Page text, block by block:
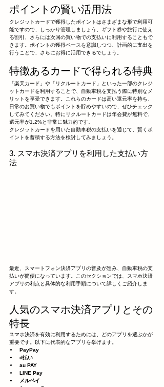
ポイントの賢い活用法
クレジットカードで獲得したポイントはさまざまな形で利用可
能ですので、しっかり管理しましょう。ギフト券や旅行に使え
る割引、さらには次回の買い物での支払いに利用することもで
きます。ポイントの獲得ペースを意識しつつ、計画的に支出を
行うことで、さらにお得に活用できるでしょう。
特徴あるカードで得られる特典
「楽天カード」や「リクルートカード」といった一部のクレジ
ットカードを利用することで、自動車税を支払う際に特別なメ
リットを享受できます。これらのカードは高い還元率を持ち、
日常のお買い物でもポイントを貯めやすいので、ぜひチェック
してみてください。特にリクルートカードは年会費が無料で、
還元率が1.2%と非常に魅力的です。
クレジットカードを用いた自動車税の支払いを通じて、賢くポ
イントを蓄積する方法を検討してみましょう。
3. スマホ決済アプリを利用した支払い方
法
最近、スマートフォン決済アプリの普及が進み、自動車税の支
払いが簡便になっています。このセクションでは、スマホ決済
アプリの利点と具体的な利用手順について詳しくご紹介しま
す。
人気のスマホ決済アプリとその
特長
スマホ決済を有効に利用するためには、どのアプリを選ぶかが
重要です。以下に代表的なアプリを挙げます。
PayPay
d払い
au PAY
LINE Pay
メルペイ